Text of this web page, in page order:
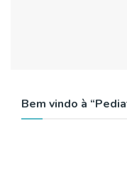
Bem vindo à